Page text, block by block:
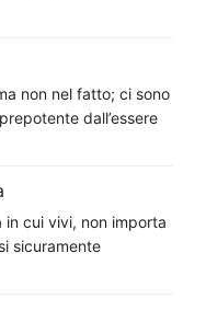
non nel fatto; ci sono
dall’essere
cui vivi, non importa
sicuramente